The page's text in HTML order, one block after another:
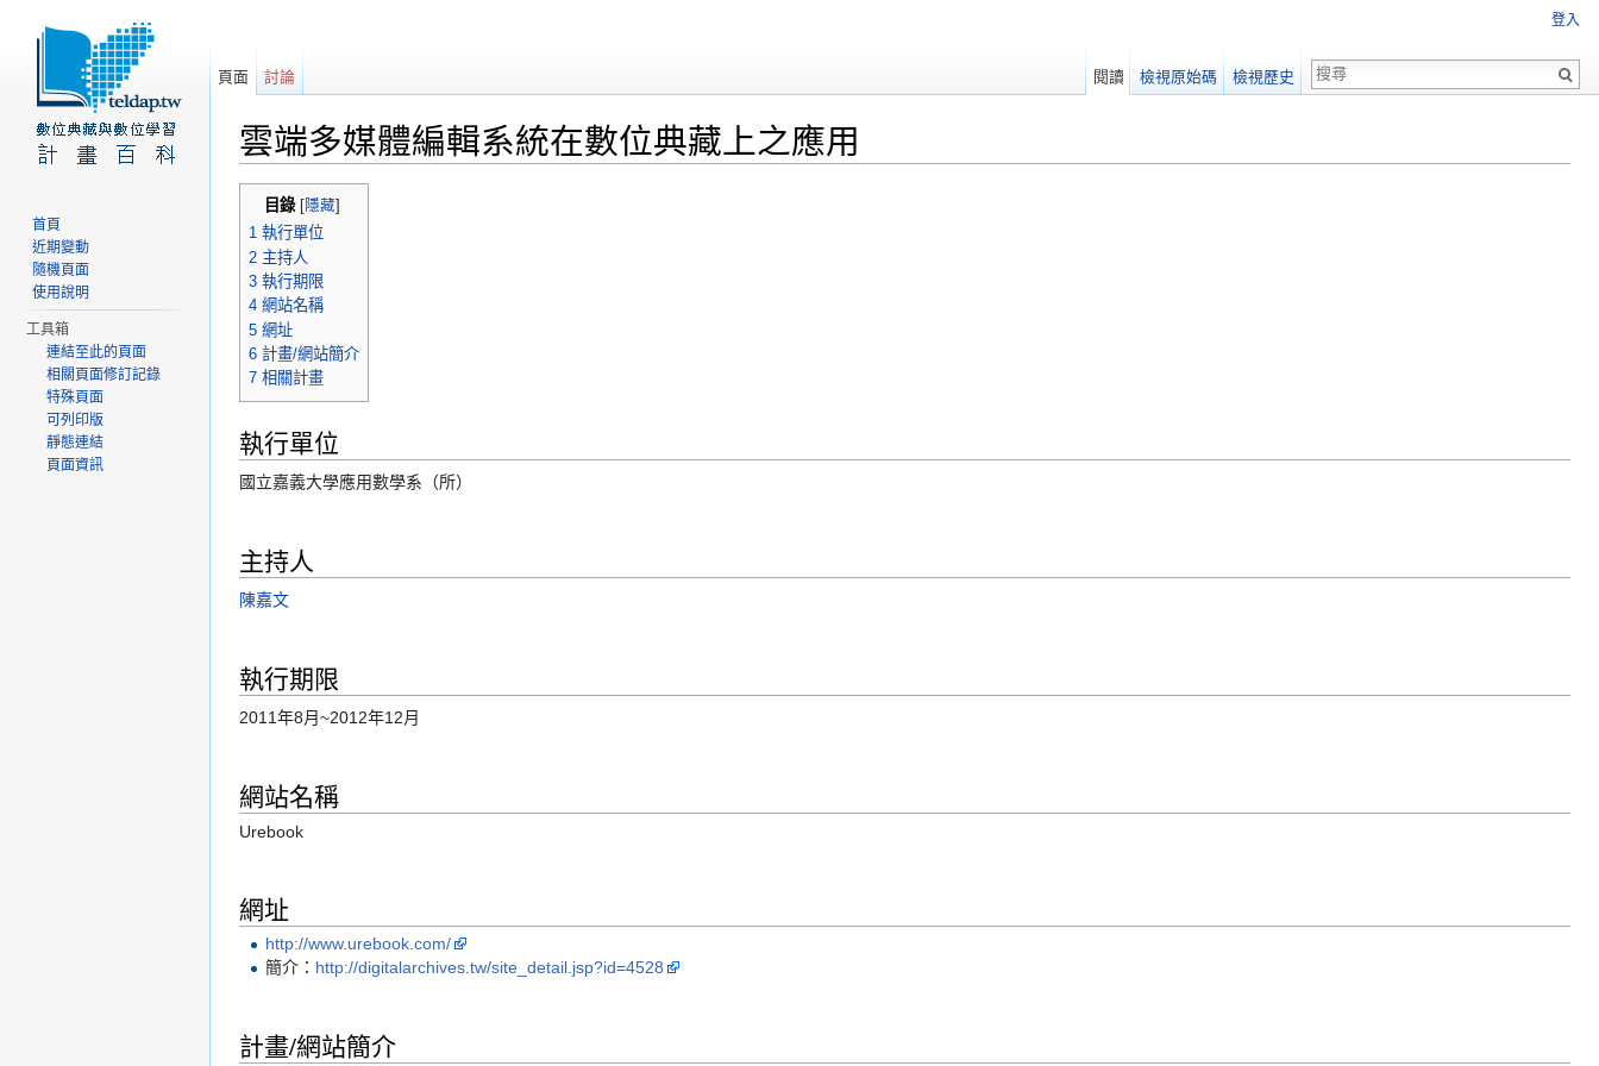
雲端多媒體編輯系統在數位典藏上之應用
目錄[ 隱藏
1 執行單位
2 主持人
3 執行期限
4 網站名稱
5 網址
6 計畫/網站簡介
7 相關計畫
執行單位
國立嘉義大學應用數學系（所）
主持人
陳嘉文
執行期限
2011年8月~2012年12月
網站名稱
Urebook
網址
http://www.urebook.com/
簡介： http://digitalarchives.tw/site_detail.jsp?id=4528
計畫/網站簡介
登入
頁面 討論 閱讀 檢視原始碼 檢視歷史
首頁
近期變動
隨機頁面
使用說明
工具箱
連結至此的頁面
相關頁面修訂記錄
特殊頁面
可列印版
靜態連結
頁面資訊